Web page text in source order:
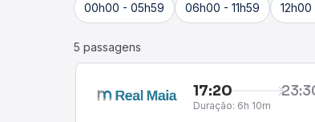
00h00 - 05h59 06h00 - 11h59 12h00
5 passagens
17:20
Duração: 6h 10m